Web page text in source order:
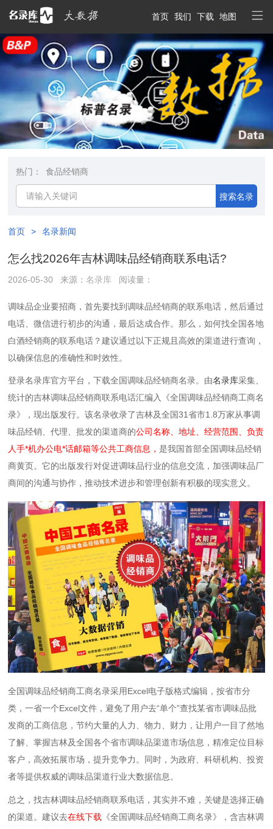
首页 我们 下载 地图
热门： 食品经销商
搜索名录
首页 > 名录新闻
怎么找2026年吉林调味品经销商联系电话?
2026-05-30 来源：名录库 阅读量：
调味品企业要招商，首先要找到调味品经销商的联系电话，然后通过
电话、微信进行初步的沟通，最后达成合作。那么，如何找全国各地
白酒经销商的联系电话？建议通过以下‌正规且高效‌的渠道进行查询，
以确保信息的准确性和时效性。
登录名录库官方平台，下载全国调味品经销商名录。由名录库采集、
统计的吉林调味品经销商联系电话汇编入《全国调味品经销商工商名
录》，现出版发行。该名录收录了吉林及全国31省市1.8万家从事调
味品经销、代理、批发的渠道商的公司名称、地址、经营范围、负责
人手*机办公电*话邮箱等公共工商信息，是我国首部全国调味品经销
商黄页。它的出版发行对促进调味品行业的信息交流，加强调味品厂
商间的沟通与协作，推动技术进步和管理创新有积极的现实意义。
全国调味品经销商工商名录采用Excel电子版格式编辑，按省市分
类，一省一个Excel文件，避免了用户去“单个”查找某省市调味品批
发商的工商信息，节约大量的人力、物力、财力，让用户一目了然地
了解、掌握吉林及全国各个省市调味品渠道市场信息，精准定位目标
客户，高效拓展市场，提升竞争力。同时，为政府、科研机构、投资
者等提供权威的调味品渠道行业大数据信息。
总之，找吉林调味品经销商联系电话，其实并不难，关键是选择正确
的渠道。建议去在线下载 《全国调味品经销商工商名录》，含吉林调